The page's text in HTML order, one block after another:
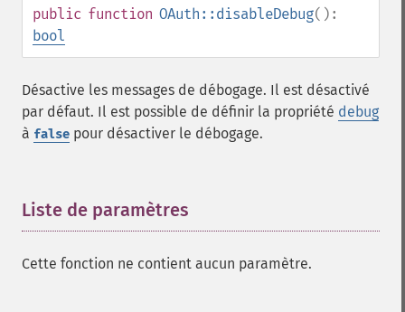
public function OAuth::disableDebug():
bool
Désactive les messages de débogage. Il est désactivé
par défaut. Il est possible de définir la propriété debug
à false pour désactiver le débogage.
Liste de paramètres
Cette fonction ne contient aucun paramètre.